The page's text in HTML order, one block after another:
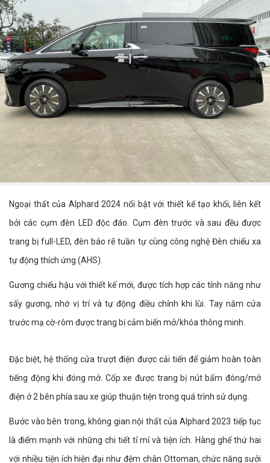
Ngoại thất của Alphard 2024 nổi bật với thiết kế tạo khối, liên kết
bởi các cụm đèn LED độc đáo. Cụm đèn trước và sau đều được
trang bị full-LED, đèn báo rẽ tuần tự cùng công nghệ Đèn chiếu xa
tự động thích ứng (AHS).
Gương chiếu hậu với thiết kế mới, được tích hợp các tính năng như
sấy gương, nhớ vị trí và tự động điều chỉnh khi lùi. Tay nắm cửa
trước mạ cờ-rôm được trang bị cảm biến mở/khóa thông minh.
Đặc biệt, hệ thống cửa trượt điện được cải tiến để giảm hoàn toàn
tiếng động khi đóng mở. Cốp xe được trang bị nút bấm đóng/mở
điện ở 2 bên phía sau xe giúp thuận tiện trong quá trình sử dụng.
Bước vào bên trong, không gian nội thất của Alphard 2023 tiếp tục
là điểm mạnh với những chi tiết tỉ mỉ và tiện ích. Hàng ghế thứ hai
với nhiều tiện ích hiện đại như đệm chân Ottoman, chức năng sưởi